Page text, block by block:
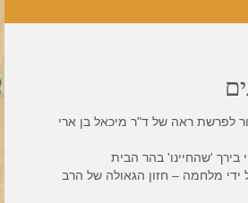
לפרשת ראה של ד"ר מיכאל בן ארי
בירך 'שהחיינו' בהר הבית
ידי מלחמה – חזון הגאולה של הרב